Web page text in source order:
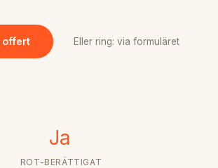
offert Eller ring: via formuläret
Ja
ROT-BERÄTTIGAT